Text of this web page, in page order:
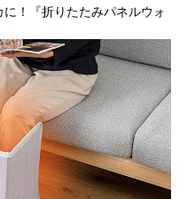
！『折りたたみパネルウォ